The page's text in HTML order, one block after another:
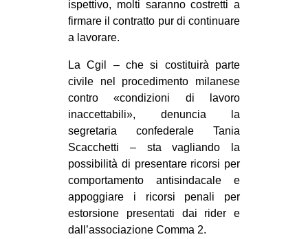
ispettivo, molti saranno costretti a
firmare il contratto pur di continuare
a lavorare.
La Cgil – che si costituirà parte
civile nel procedimento milanese
contro «condizioni di lavoro
inaccettabili», denuncia la
segretaria confederale Tania
Scacchetti – sta vagliando la
possibilità di presentare ricorsi per
comportamento antisindacale e
appoggiare i ricorsi penali per
estorsione presentati dai rider e
dall’associazione Comma 2.